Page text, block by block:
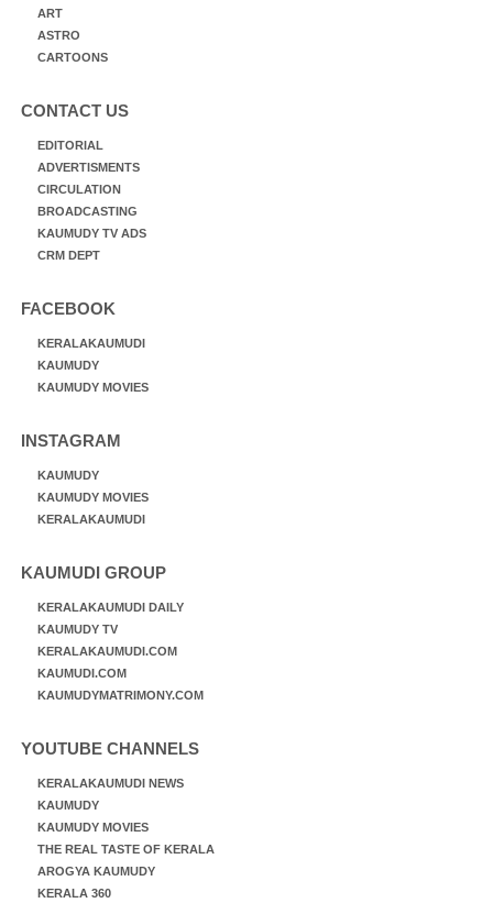
ART
ASTRO
CARTOONS
CONTACT US
EDITORIAL
ADVERTISMENTS
CIRCULATION
BROADCASTING
KAUMUDY TV ADS
CRM DEPT
FACEBOOK
KERALAKAUMUDI
KAUMUDY
KAUMUDY MOVIES
INSTAGRAM
KAUMUDY
KAUMUDY MOVIES
KERALAKAUMUDI
KAUMUDI GROUP
KERALAKAUMUDI DAILY
KAUMUDY TV
KERALAKAUMUDI.COM
KAUMUDI.COM
KAUMUDYMATRIMONY.COM
YOUTUBE CHANNELS
KERALAKAUMUDI NEWS
KAUMUDY
KAUMUDY MOVIES
THE REAL TASTE OF KERALA
AROGYA KAUMUDY
KERALA 360